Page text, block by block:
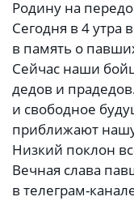
Родину на
Сегодня в 4 утра
в память о
Сейчас наши
дедов и
и свободное
приближают
Низкий поклон
Вечная слава
в телеграм-